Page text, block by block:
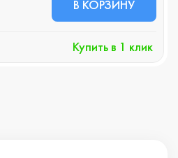
В КОРЗИНУ
Купить в 1 клик